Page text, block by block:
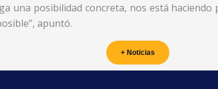
una posibilidad concreta, nos está
apuntó.
+ Noticias